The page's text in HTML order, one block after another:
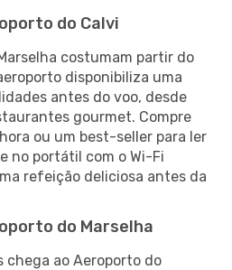
do Calvi
costumam partir do
disponibiliza uma
antes do voo, desde
gourmet. Compre
ou um best-seller para ler
no portátil com o Wi-Fi
refeição deliciosa antes da
do Marselha
chega ao Aeroporto do